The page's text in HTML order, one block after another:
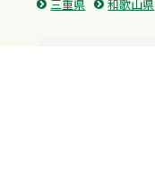
三重県
和歌山県